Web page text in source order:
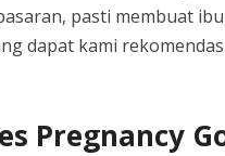
pasti membuat
dapat kami
Pregnancy